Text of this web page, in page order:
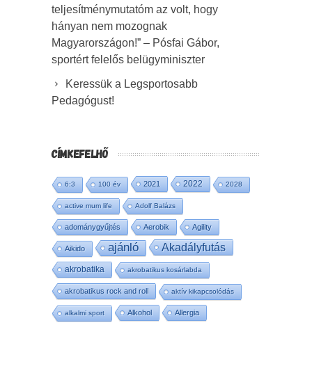
teljesítménymutatóm az volt, hogy
hányan nem mozognak
Magyarországon!” – Pósfai Gábor,
sportért felelős belügyminiszter
Keressük a Legsportosabb
Pedagógust!
CÍMKEFELHŐ
6:3 100 év 2021 2022 2028
active mum life Adolf Balázs
adománygyűjtés Aerobik Agility
Aikido ajánló Akadályfutás
akrobatika akrobatikus kosárlabda
akrobatikus rock and roll aktív kikapcsolódás
alkalmi sport Alkohol Allergia